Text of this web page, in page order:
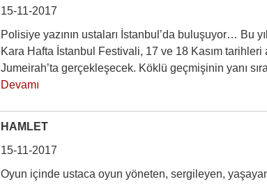
15-11-2017
Polisiye yazının ustaları İstanbul’da buluşuyor… Bu
Kara Hafta İstanbul Festivali, 17 ve 18 Kasım tarihleri
Jumeirah’ta gerçekleşecek. Köklü geçmişinin yanı
Devamı
HAMLET
15-11-2017
Oyun içinde ustaca oyun yöneten, sergileyen,